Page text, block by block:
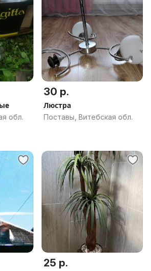
обл.
30 р.
Люстра
Поставы, Витебская обл.
25 р.